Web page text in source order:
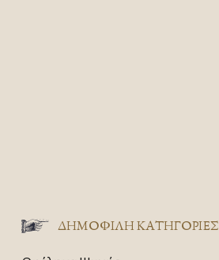
ΔΗΜΟΦΙΛΗ ΚΑΤΗΓΟΡΙΕΣ